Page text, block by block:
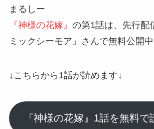
まるしー
『神様の花嫁』 の第1話は、先行配
ミックシーモア』さんで無料公開
↓こちらから1話が読めます↓
『神様の花嫁』1話を無料で